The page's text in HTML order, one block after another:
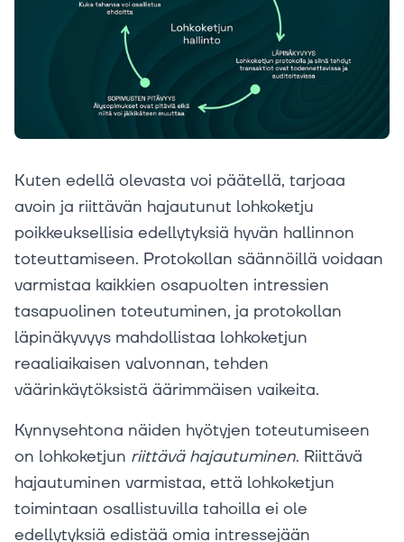
Kuten edellä olevasta voi päätellä, tarjoaa
avoin ja riittävän hajautunut lohkoketju
poikkeuksellisia edellytyksiä hyvän hallinnon
toteuttamiseen. Protokollan säännöillä voidaan
varmistaa kaikkien osapuolten intressien
tasapuolinen toteutuminen, ja protokollan
läpinäkyvyys mahdollistaa lohkoketjun
reaaliaikaisen valvonnan, tehden
väärinkäytöksistä äärimmäisen vaikeita.
Kynnysehtona näiden hyötyjen toteutumiseen
on lohkoketjun riittävä hajautuminen. Riittävä
hajautuminen varmistaa, että lohkoketjun
toimintaan osallistuvilla tahoilla ei ole
edellytyksiä edistää omia intressejään